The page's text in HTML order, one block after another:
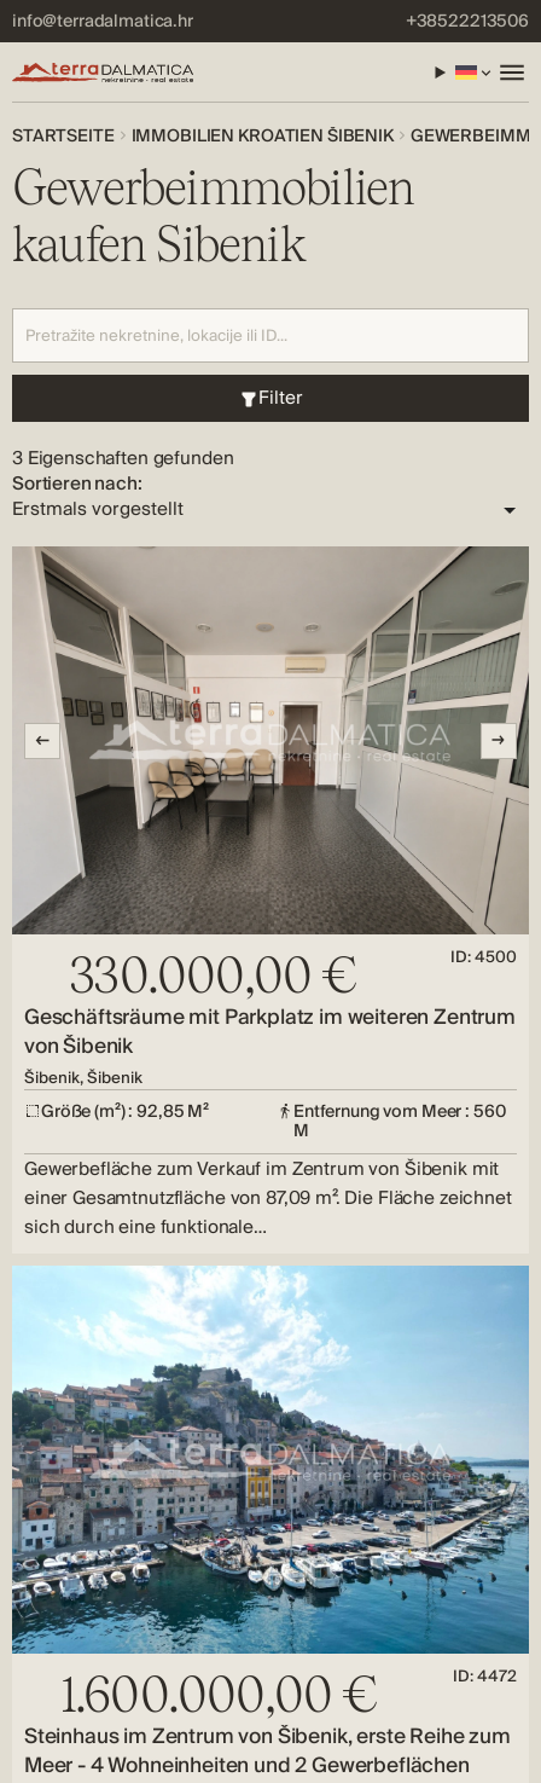
info@terradalmatica.hr +38522213506
STARTSEITE IMMOBILIEN KROATIEN ŠIBENIK
Gewerbeimmobilien
kaufen Sibenik
Filter
3 Eigenschaften gefunden
Sortieren nach:
330.000,00 € ID: 4500
Geschäftsräume mit Parkplatz im weiteren Zentrum
von Šibenik
Šibenik, Šibenik
Größe (m²) : 92,85 M² Entfernung vom Meer : 560
M
Gewerbefläche zum Verkauf im Zentrum von Šibenik mit
einer Gesamtnutzfläche von 87,09 m². Die Fläche zeichnet
sich durch eine funktionale…
1.600.000,00 € ID: 4472
Steinhaus im Zentrum von Šibenik, erste Reihe zum
Meer - 4 Wohneinheiten und 2 Gewerbeflächen